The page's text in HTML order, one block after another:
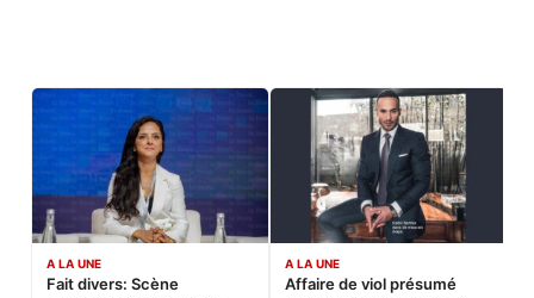
A LA UNE
Fait divers: Scène
A LA UNE
Affaire de viol présumé